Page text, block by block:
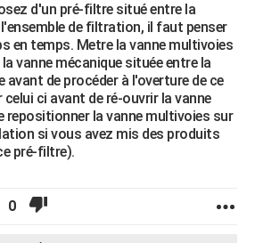
d'un pré-filtre situé entre la
de filtration, il faut penser
en temps. Metre la vanne multivoies
vanne mécanique située entre la
avant de procéder à l'overture de ce
celui ci avant de ré-ouvrir la vanne
repositionner la vanne multivoies sur
si vous avez mis des produits
pré-filtre).
0